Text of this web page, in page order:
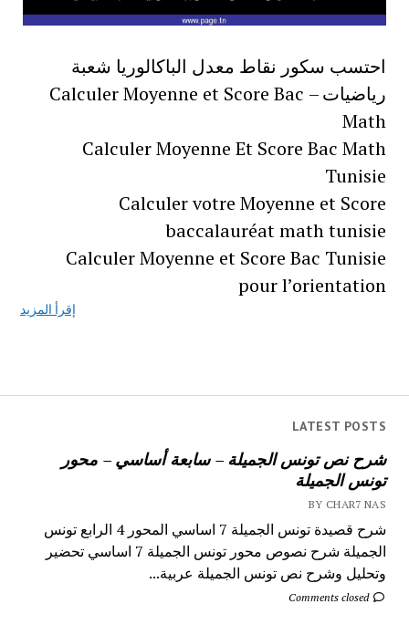
LATEST POSTS
شرح نص تونس الجميلة – سابعة أساسي – محور
تونس الجميلة
BY CHAR7 NAS
شرح قصيدة تونس الجميلة 7 اساسي المحور 4 الرابع تونس
الجميلة شرح نصوص محور تونس الجميلة 7 اساسي تحضير
وتحليل وشرح نص تونس الجميلة عربية...
Comments closed
احتسب سكور نقاط معدل الباكالوريا شعبة
رياضيات – Calculer Moyenne et Score Bac
Math
Calculer Moyenne Et Score Bac Math
Tunisie
Calculer votre Moyenne et Score
baccalauréat math tunisie
Calculer Moyenne et Score Bac Tunisie
pour l’orientation
إقرأ المزيد